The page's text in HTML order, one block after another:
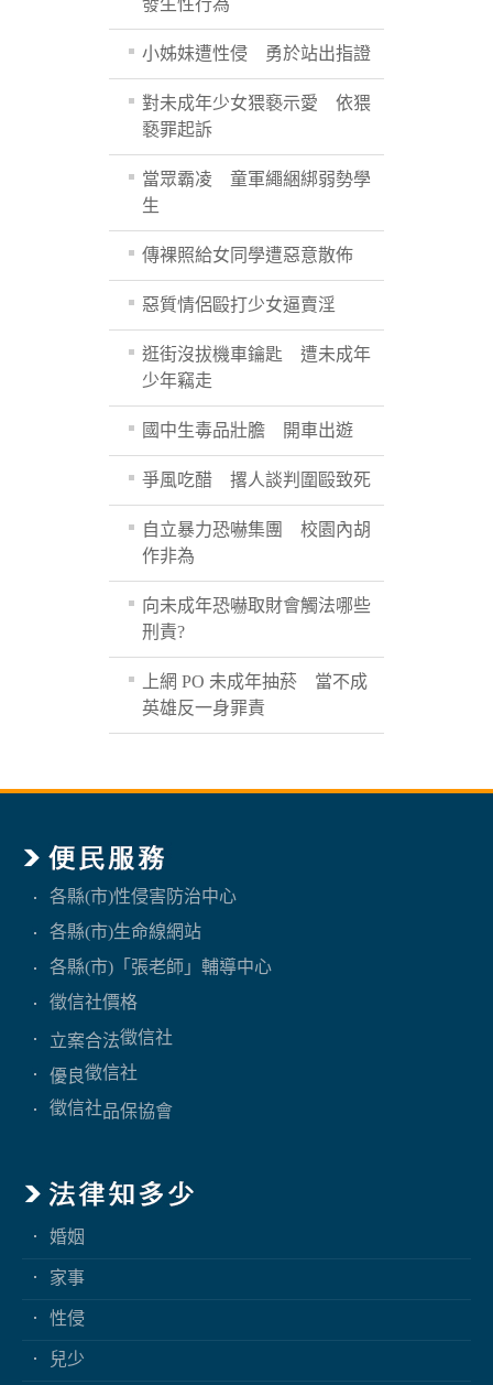
發生性行為
小姊妹遭性侵 勇於站出指證
對未成年少女猥褻示愛 依猥
褻罪起訴
當眾霸凌 童軍繩綑綁弱勢學
生
傳裸照給女同學遭惡意散佈
惡質情侶毆打少女逼賣淫
逛街沒拔機車鑰匙 遭未成年
少年竊走
國中生毒品壯膽 開車出遊
爭風吃醋 撂人談判圍毆致死
自立暴力恐嚇集團 校園內胡
作非為
向未成年恐嚇取財會觸法哪些
刑責?
上網 PO 未成年抽菸 當不成
英雄反一身罪責
各縣(市)性侵害防治中心
各縣(市)生命線網站
各縣(市)「張老師」輔導中心
徵信社價格
立案合法徵信社
優良徵信社
徵信社品保協會
婚姻
家事
性侵
兒少